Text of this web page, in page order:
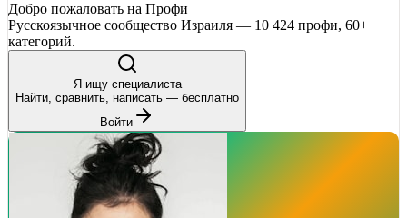
Добро пожаловать на Профи
Русскоязычное сообщество Израиля — 10 424 профи, 60+
категорий.
Я ищу специалиста
Найти, сравнить, написать — бесплатно
Войти